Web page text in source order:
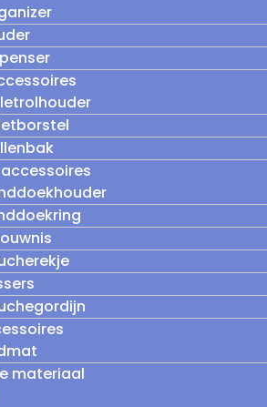
materiaal